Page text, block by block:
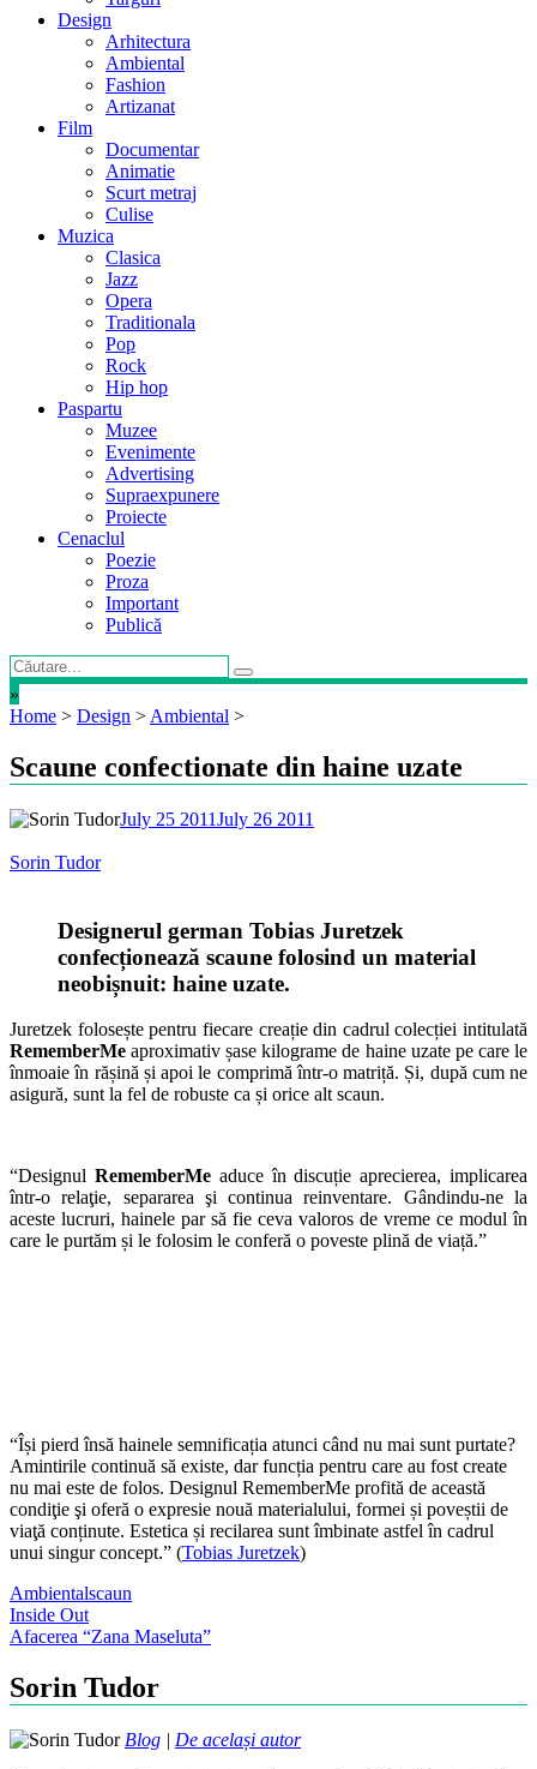
Design
Arhitectura
Ambiental
Fashion
Artizanat
Film
Documentar
Animatie
Scurt metraj
Culise
Muzica
Clasica
Jazz
Opera
Traditionala
Pop
Rock
Hip hop
Paspartu
Muzee
Evenimente
Advertising
Supraexpunere
Proiecte
Cenaclul
Poezie
Proza
Important
Publică
»
Home > Design > Ambiental >
Scaune confectionate din haine uzate
July 25 2011July 26 2011
Sorin Tudor
Designerul german Tobias Juretzek
confecționează scaune folosind un material
neobișnuit: haine uzate.
Juretzek folosește pentru fiecare creație din cadrul colecției intitulată
RememberMe aproximativ șase kilograme de haine uzate pe care le
înmoaie în rășină și apoi le comprimă într-o matriță. Și, după cum ne
asigură, sunt la fel de robuste ca și orice alt scaun.
“Designul RememberMeaduce în discuție aprecierea, implicarea
într-o relaţie, separarea şi continua reinventare. Gândindu-ne la
aceste lucruri, hainele par să fie ceva valoros de vreme ce modul în
care le purtăm și le folosim le conferă o poveste plină de viață.”
“Își pierd însă hainele semnificația atunci când nu mai sunt purtate?
Amintirile continuă să existe, dar funcția pentru care au fost create
nu mai este de folos. Designul RememberMe profită de această
condiţie şi oferă o expresie nouă materialului, formei și poveștii de
viaţă conținute. Estetica și recilarea sunt îmbinate astfel în cadrul
unui singur concept.” (Tobias Juretzek)
Ambientalscaun
Post
navigation
Inside Out
Afacerea “Zana Maseluta”
Sorin Tudor
Blog | De același autor